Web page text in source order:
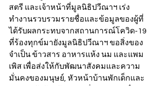
สตรี และเจ้าหน้าที่มูลนิธิปวีณาฯ เร่ง
ทำงานรวบรวมรายชื่อและข้อมูลของผู้ที่
ได้รับผลกระทบจากสถานการณ์โควิด-19
ที่ร้องทุกข์มายังมูลนิธิปวีณาฯ ขอสิ่งของ
จำเป็น ข้าวสาร อาหารแห้ง นม และแพม
เพิส เพื่อส่งให้กับพัฒนาสังคมและความ
มั่นคงของมนุษย์, หัวหน้าบ้านพักเด็กและ